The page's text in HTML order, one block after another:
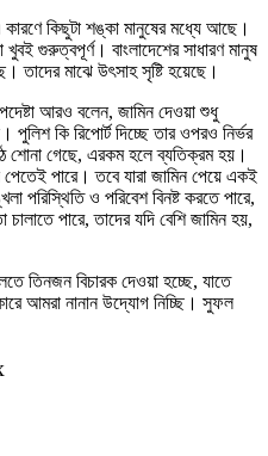
কারণে কিছুটা শঙ্কা মানুষের মধ্যে আছে।
গুরুত্বপূর্ণ। বাংলাদেশের সাধারণ মানুষ
তাদের মাঝে উৎসাহ সৃষ্টি হয়েছে।
আরও বলেন, জামিন দেওয়া শুধু
পুলিশ কি রিপোর্ট দিচ্ছে তার ওপরও নির্ভর
শোনা গেছে, এরকম হলে ব্যতিক্রম হয়।
পেতেই পারে। তবে যারা জামিন পেয়ে একই
পরিস্থিতি ও পরিবেশ বিনষ্ট করতে পারে,
পারে, তাদের যদি বেশি জামিন হয়,
তিনজন বিচারক দেওয়া হচ্ছে, যাতে
আমরা নানান উদ্যোগ নিচ্ছি। সুফল